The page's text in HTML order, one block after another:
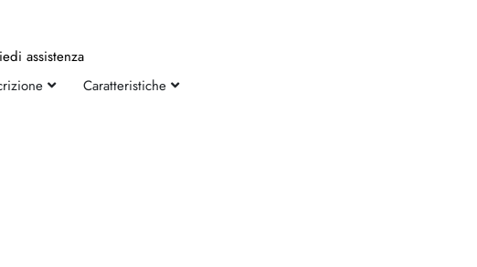
assistenza
Caratteristiche